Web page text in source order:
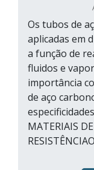
Os tubos de
aplicadas em
a função de
fluidos e
importância
de aço
MATERIAIS